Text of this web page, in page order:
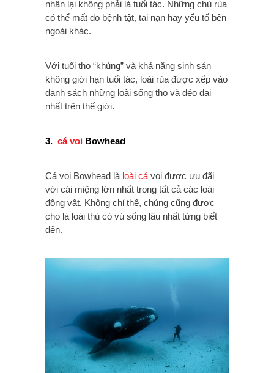
nhân lại không phải là tuổi tác. Những chú rùa
có thể mất do bệnh tật, tai nạn hay yếu tố bên
ngoài khác.
Với tuổi thọ “khủng” và khả năng sinh sản
không giới hạn tuổi tác, loài rùa được xếp vào
danh sách những loài sống thọ và dẻo dai
nhất trên thế giới.
3. cá voi Bowhead
Cá voi Bowhead là loài cá voi được ưu đãi
với cái miệng lớn nhất trong tất cả các loài
động vật. Không chỉ thế, chúng cũng được
cho là loài thú có vú sống lâu nhất từng biết
đến.